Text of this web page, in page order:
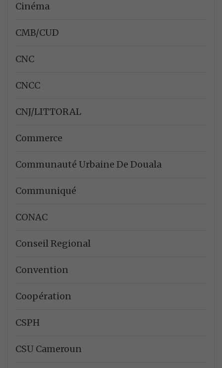
Cinéma
CMB/CUD
CNC
CNCC
CNJ/LITTORAL
Commerce
Communauté Urbaine De Douala
Communiqué
CONAC
Conseil Regional
Convention
Coopération
CSPH
CSU Cameroun